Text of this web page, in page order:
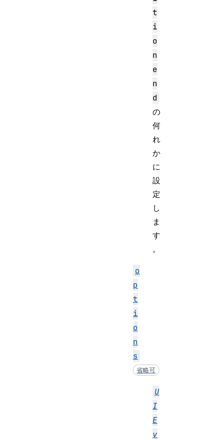
t
i
o
n
e
n
d
の
何
れ
か
に
設
定
し
ま
す
。
o
p
t
i
o
n
s
省略可
U
I
E
v